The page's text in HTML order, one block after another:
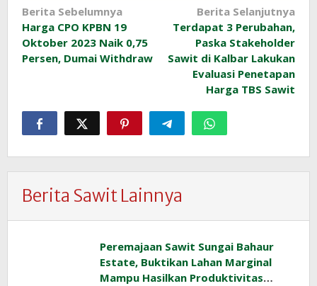
Navigasi
pos
Berita Sebelumnya
Harga CPO KPBN 19
Oktober 2023 Naik 0,75
Persen, Dumai Withdraw
Berita Selanjutnya
Terdapat 3 Perubahan,
Paska Stakeholder
Sawit di Kalbar Lakukan
Evaluasi Penetapan
Harga TBS Sawit
Berita Sawit Lainnya
Peremajaan Sawit Sungai Bahaur
Estate, Buktikan Lahan Marginal
Mampu Hasilkan Produktivitas